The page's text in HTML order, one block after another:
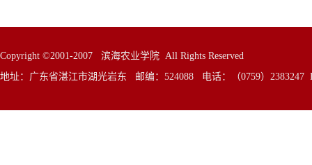
Copyright ©2001-2007 滨海农业学院 All Rights Reserved
地址：广东省湛江市湖光岩东 邮编：524088 电话：（0759）2383247